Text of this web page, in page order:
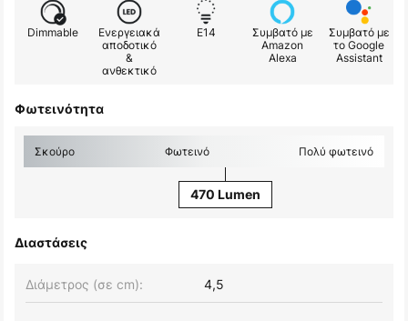
Dimmable
Ενεργειακά
αποδοτικό
&
ανθεκτικό
E14
Συμβατό με
Amazon
Alexa
Συμβατό με
το Google
Assistant
Φωτεινότητα
Σκούρο Φωτεινό Πολύ φωτεινό
470 Lumen
Διαστάσεις
Διάμετρος (σε cm): 4,5